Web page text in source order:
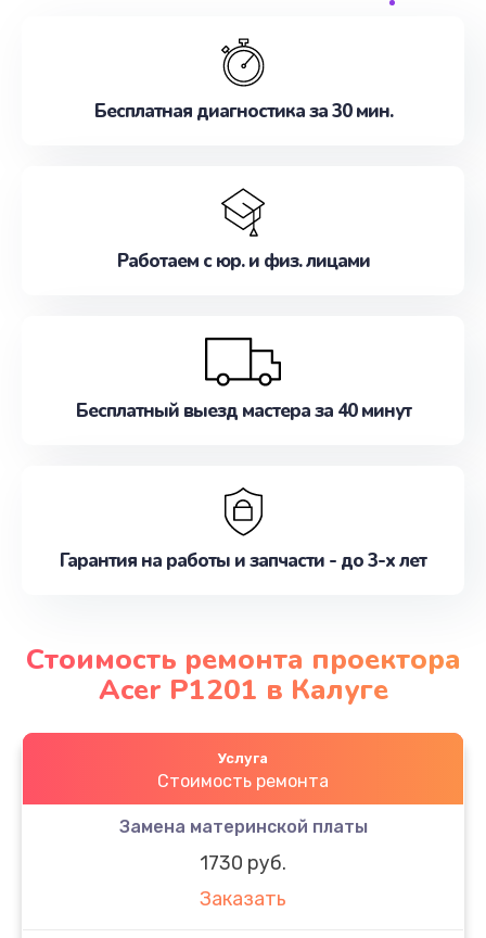
наилучшим образом. Не медлите записаться на
Бесплатная диагностика за 30 мин.
Работаем с юр. и физ. лицами
Бесплатный выезд мастера за 40 минут
Гарантия на работы и запчасти - до 3-х лет
Стоимость ремонта проектора
Acer P1201 в Калуге
Услуга
Стоимость ремонта
Замена материнской платы
1730 руб.
Заказать